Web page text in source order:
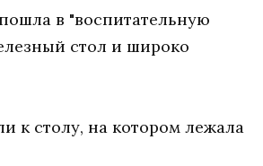
в "воспитательную
стол и широко
к столу, на котором лежала